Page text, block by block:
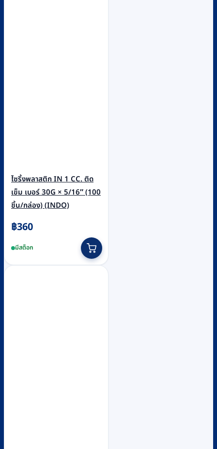
ไซริ้งพลาสติก IN 1 CC. ติด
เข็ม เบอร์ 30G × 5/16″ (100
ชิ้น/กล่อง) (INDO)
฿360
มีสต็อก